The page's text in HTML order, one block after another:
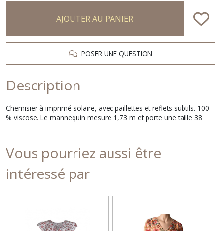
AJOUTER AU PANIER
POSER UNE QUESTION
Description
Chemisier à imprimé solaire, avec paillettes et reflets subtils. 100
% viscose. Le mannequin mesure 1,73 m et porte une taille 38
Vous pourriez aussi être
intéressé par